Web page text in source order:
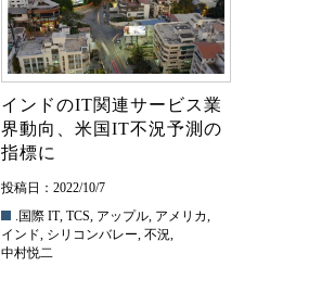
インドのIT関連サービス業
界動向、米国IT不況予測の
指標に
投稿日：2022/10/7
.国際 IT, TCS, アップル, アメリカ,
インド, シリコンバレー, 不況,
中村悦二